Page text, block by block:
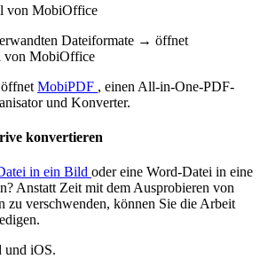
von MobiOffice
Dateiformate → öffnet
von MobiOffice
MobiPDF , einen All-in-One-PDF-
und Konverter.
konvertieren
in ein Bild oder eine Word-Datei in eine
Anstatt Zeit mit dem Ausprobieren von
zu verschwenden, können Sie die Arbeit
und iOS.